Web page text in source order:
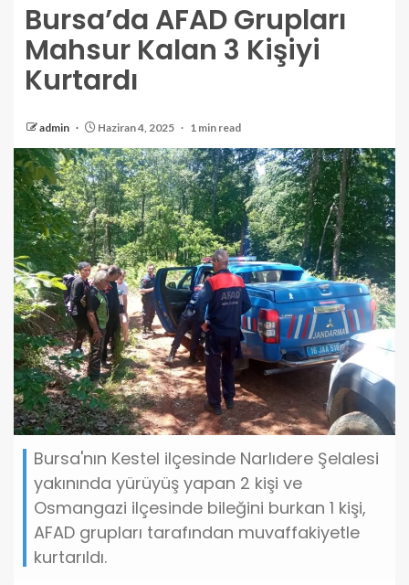
Bursa’da AFAD Grupları
Mahsur Kalan 3 Kişiyi
Kurtardı
admin Haziran 4, 2025 1 min read
Bursa'nın Kestel ilçesinde Narlıdere Şelalesi
yakınında yürüyüş yapan 2 kişi ve
Osmangazi ilçesinde bileğini burkan 1 kişi,
AFAD grupları tarafından muvaffakiyetle
kurtarıldı.